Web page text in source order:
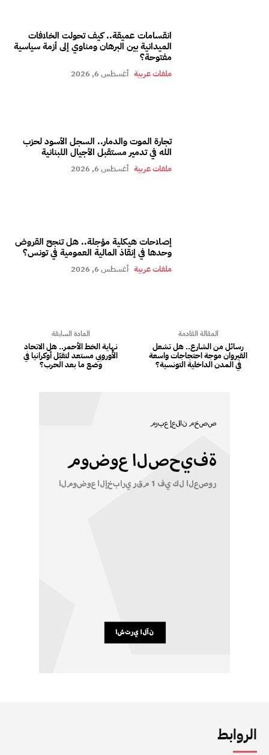
انقسامات عميقة.. كيف تحولت الخلافات
الميدانية بين البرهان ومناوي إلى أزمة سياسية
مفتوحة؟
ملفات عربية أغسطس 6, 2026
تجارة الموت والدمار.. السجل الأسود لحزب
الله في تدمير مستقبل الأجيال اللبنانية
ملفات عربية أغسطس 6, 2026
إصلاحات هيكلية مؤجلة.. هل تنجح القروض
وحدها في إنقاذ المالية العمومية في تونس؟
ملفات عربية أغسطس 6, 2026
المادة السابقة
نهاية الخط الأحمر.. هل الاتحاد
الأوروبي مستعد لتقبّل أوكرانيا في
وضع ما بعد الحرب؟
المقالة القادمة
رسائل من الشارع.. هل تشعل
القيروان موجة احتجاجات واسعة
في المدن الداخلية التونسية؟
الروابط